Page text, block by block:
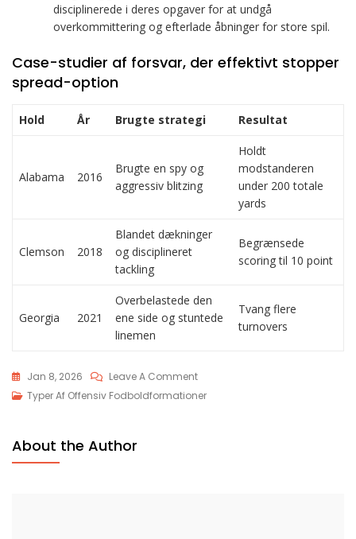
disciplinerede i deres opgaver for at undgå
overkommittering og efterlade åbninger for store spil.
Case-studier af forsvar, der effektivt stopper
spread-option
Hold År Brugte strategi Resultat
Alabama 2016
Brugte en spy og
aggressiv blitzing
Holdt
modstanderen
under 200 totale
yards
Clemson 2018
Blandet dækninger
og disciplineret
tackling
Begrænsede
scoring til 10 point
Georgia 2021
Overbelastede den
ene side og stuntede
linemen
Tvang flere
turnovers
Jan 8, 2026 Leave A CommentOn
Spread
Typer Af Offensiv Fodboldformationer
About the Author